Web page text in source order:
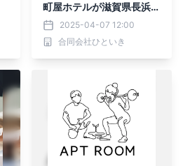
町屋ホテルが滋賀県長浜市
に登場2025-04-07 12:00
合同会社ひといき